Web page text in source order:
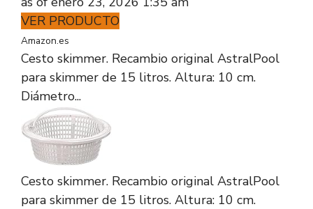
VER PRODUCTO
Amazon.es
Cesto skimmer. Recambio original AstralPool
para skimmer de 15 litros. Altura: 10 cm.
Diámetro...
Cesto skimmer. Recambio original AstralPool
para skimmer de 15 litros. Altura: 10 cm.